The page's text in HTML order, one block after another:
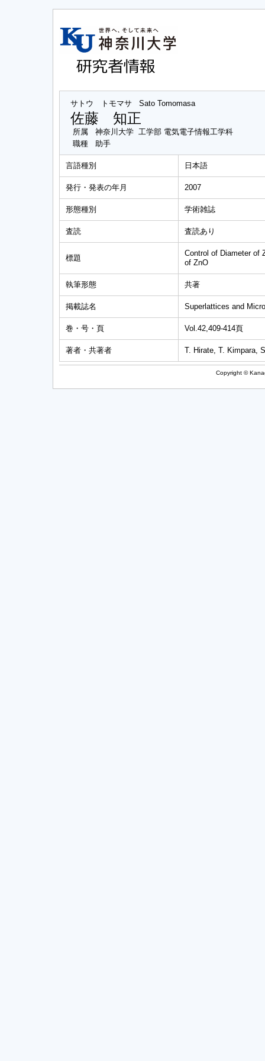
サトウ トモマサ Sato Tomomasa
佐藤 知正
所属
神奈川大学 工学部 電気電子情報工学科
職種
助手
言語種別 日本語
発行・発表の年月 2007
形態種別 学術雑誌
査読 査読あり
標題
Control of Diameter of
of ZnO
執筆形態 共著
掲載誌名 Superlattices and
巻・号・頁 Vol.42,409-414頁
著者・共著者 T. Hirate, T. Kimpara,
Copyright ©